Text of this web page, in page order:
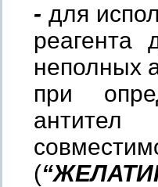
- для
реагента
неполных
при
(